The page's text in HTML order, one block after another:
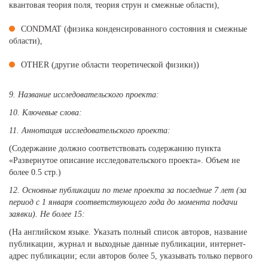
квантовая теория поля, теория струн и смежные области),
CONDMAT (физика конденсированного состояния и смежные
области),
OTHER (другие области теоретической физики))
9. Название исследовательского проекта:
10. Ключевые слова:
11. Аннотация исследовательского проекта:
(Содержание должно соответствовать содержанию пункта
«Развернутое описание исследовательского проекта». Объем не
более 0.5 стр.)
12. Основные публикации по теме проекта за последние 7 лет (за
период с 1 января соответствующего года до момента подачи
заявки). Не более 15:
(На английском языке. Указать полный список авторов, название
публикации, журнал и выходные данные публикации, интернет-
адрес публикации; если авторов более 5, указывать только первого